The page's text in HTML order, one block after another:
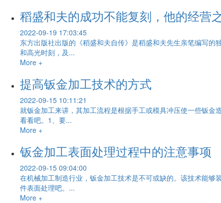
稻盛和夫的成功不能复刻，他的经营
2022-09-19 17:03:45
东方出版社出版的《稻盛和夫自传》是稻盛和夫先生亲笔编写
和高光时刻，及...
More +
提高钣金加工技术的方式
2022-09-15 10:11:21
就钣金加工来讲，其加工流程是根据手工或模具冲压使一些钣
看看吧。1、要...
More +
钣金加工表面处理过程中的注意事项
2022-09-15 09:04:00
在机械加工制造行业，钣金加工技术是不可或缺的。该技术能
件表面处理吧。...
More +